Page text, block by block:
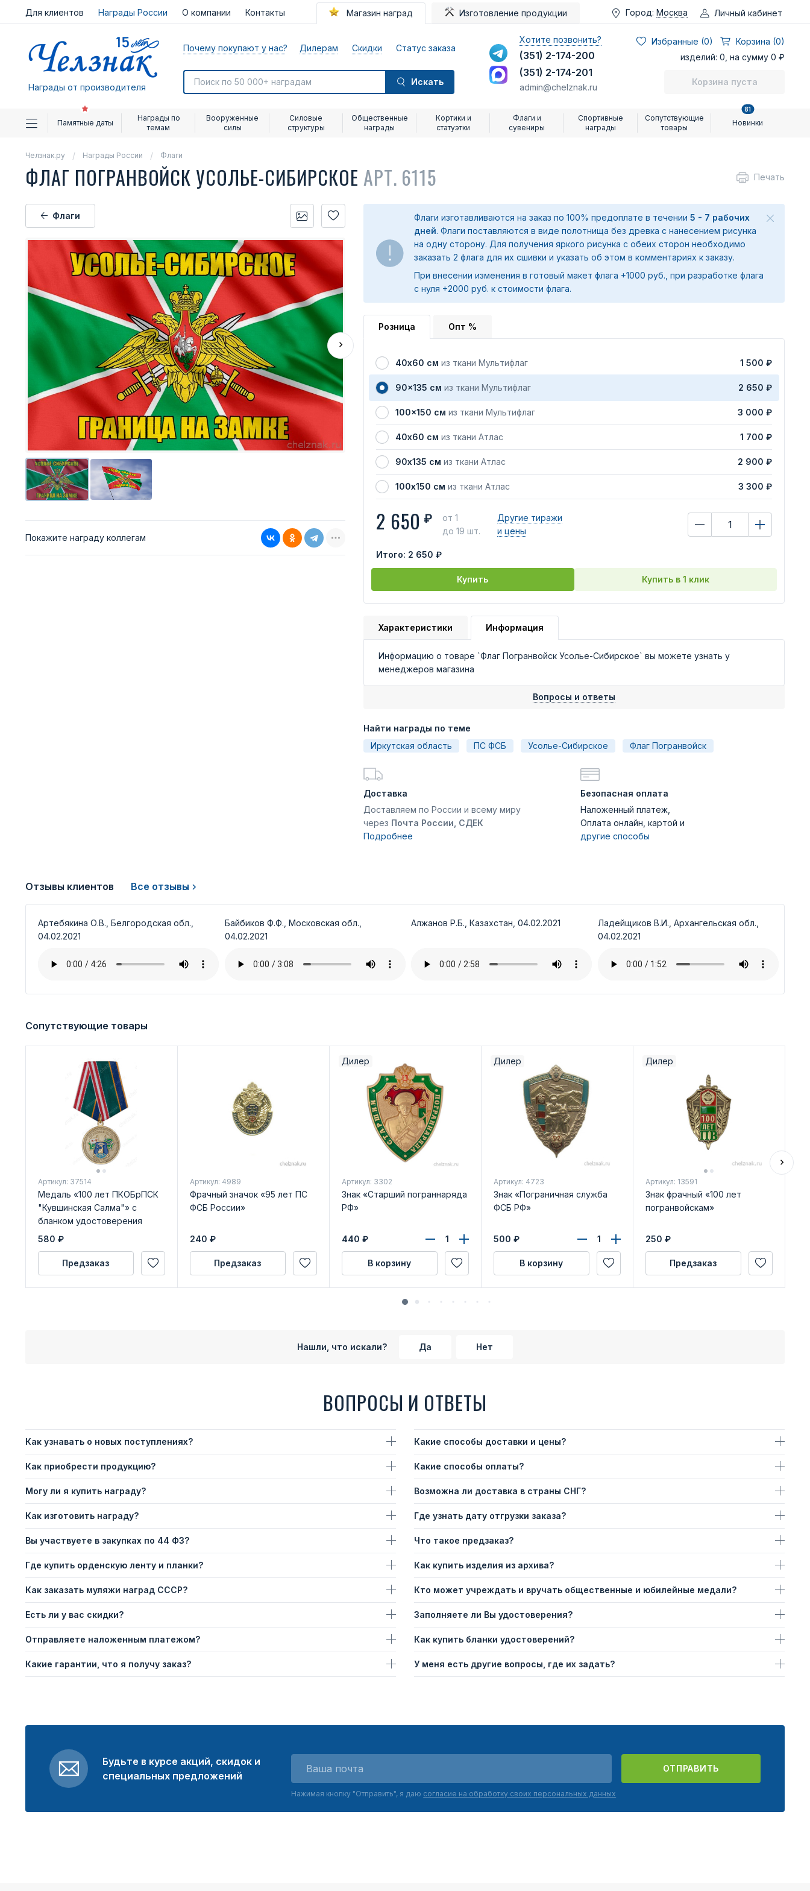
Для клиентов Награды России О компании Контакты Магазин наград Изготовление продукции Город: Москва Личный кабинет
Награды от производителя
Почему покупают у нас? Дилерам Скидки Статус заказа
Искать
Хотите позвонить?
(351) 2-174-200
(351) 2-174-201
admin@chelznak.ru
Избранные (0)
Корзина (0)
изделий: 0, на сумму 0 ₽
Корзина пуста
Памятные даты
Награды по
темам
Вооруженные
силы
Силовые
структуры
Общественные
награды
Кортики и
статуэтки
Флаги и
сувениры
Спортивные
награды
Сопутствующие
товары
Новинки
81
Челзнак.ру Награды России Флаги
ФЛАГ ПОГРАНВОЙСК УСОЛЬЕ-СИБИРСКОЕ АРТ. 6115 Печать
Флаги
Покажите награду коллегам
Флаги изготавливаются на заказ по 100% предоплате в течении 5 - 7 рабочих
дней. Флаги поставляются в виде полотнища без древка с нанесением рисунка
на одну сторону. Для получения яркого рисунка с обеих сторон необходимо
заказать 2 флага для их сшивки и указать об этом в комментариях к заказу.
При внесении изменения в готовый макет флага +1000 руб., при разработке флага
с нуля +2000 руб. к стоимости флага.
Розница Опт %
40х60 см из ткани Мультифлаг 1 500 ₽
90x135 см из ткани Мультифлаг 2 650 ₽
100x150 см из ткани Мультифлаг 3 000 ₽
40х60 см из ткани Атлас 1 700 ₽
90х135 см из ткани Атлас 2 900 ₽
100х150 см из ткани Атлас 3 300 ₽
2 650 ₽
от 1
до 19 шт.
Другие тиражи
и цены
Итого: 2 650 ₽
Купить Купить в 1 клик
Характеристики Информация
Информацию о товаре `Флаг Погранвойск Усолье-Сибирское` вы можете узнать у
менеджеров магазина
Вопросы и ответы
Найти награды по теме
Иркутская область
ПС ФСБ Усолье-Сибирское Флаг Погранвойск
Доставка
Доставляем по России и всему миру
через Почта России, СДЕК
Подробнее
Безопасная оплата
Наложенный платеж,
Оплата онлайн, картой и
другие способы
Отзывы клиентов Все отзывы
Артебякина О.В., Белгородская обл.,
04.02.2021
Байбиков Ф.Ф., Московская обл.,
04.02.2021
Алжанов Р.Б., Казахстан, 04.02.2021
Ладейщиков В.И., Архангельская обл.,
04.02.2021
Сопутствующие товары
Артикул: 37514
Медаль «100 лет ПКОБрПСК
"Кувшинская Салма"» с
бланком удостоверения
580 ₽
Предзаказ
Артикул: 4989
Фрачный значок «95 лет ПС
ФСБ России»
240 ₽
Предзаказ
Дилер
Артикул: 3302
Знак «Старший пограннаряда
РФ»
440 ₽
В корзину
Дилер
Артикул: 4723
Знак «Пограничная служба
ФСБ РФ»
500 ₽
В корзину
Дилер
Артикул: 13591
Знак фрачный «100 лет
погранвойскам»
250 ₽
Предзаказ
Нашли, что искали? Да Нет
ВОПРОСЫ И ОТВЕТЫ
Как узнавать о новых поступлениях?
Как приобрести продукцию?
Могу ли я купить награду?
Как изготовить награду?
Вы участвуете в закупках по 44 ФЗ?
Где купить орденскую ленту и планки?
Как заказать муляжи наград СССР?
Есть ли у вас скидки?
Отправляете наложенным платежом?
Какие гарантии, что я получу заказ?
Какие способы доставки и цены?
Какие способы оплаты?
Возможна ли доставка в страны СНГ?
Где узнать дату отгрузки заказа?
Что такое предзаказ?
Как купить изделия из архива?
Кто может учреждать и вручать общественные и юбилейные медали?
Заполняете ли Вы удостоверения?
Как купить бланки удостоверений?
У меня есть другие вопросы, где их задать?
Будьте в курсе акций, скидок и
специальных предложений
ОТПРАВИТЬ
Нажимая кнопку "Отправить", я даю согласие на обработку своих персональных данных